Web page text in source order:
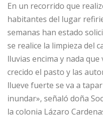
En un recorrido que
habitantes del lugar
semanas han estado
se realice la limpieza del
lluvias encima y nada
crecido el pasto y las
llueve fuerte se va a
inundar», señaló doña
la colonia Lázaro